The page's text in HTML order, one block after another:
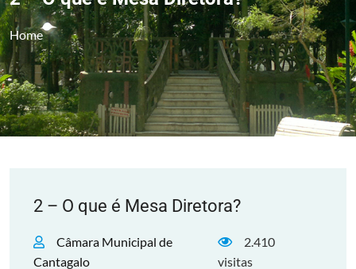
Home
2 – O que é Mesa Diretora?
Câmara Municipal de
Cantagalo
2.410
visitas